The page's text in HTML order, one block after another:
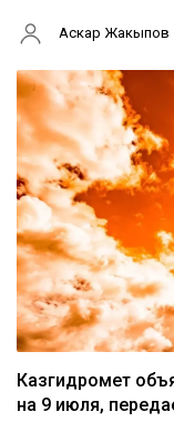
Аскар Жакыпов
Казгидромет
на 9 июля,